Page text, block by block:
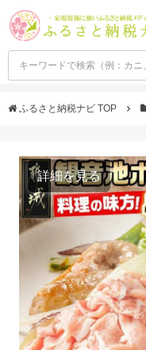
ふるさと納税ナビ TOP
詳細を見る